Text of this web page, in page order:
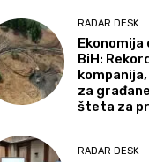
RADAR DESK
BiH:
za
šteta za
RADAR DESK